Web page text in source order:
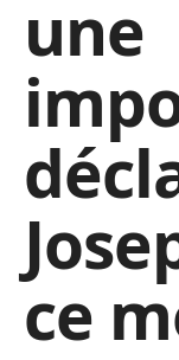
une
ce